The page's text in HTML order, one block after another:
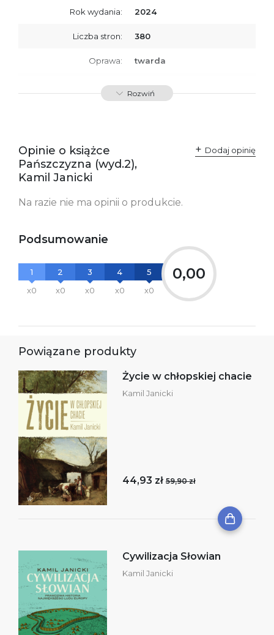
Rok wydania: 2024
Liczba stron: 380
Oprawa: twarda
ISBN 9788368263367
odpowiedzialne za
zgodność produktu z
przepisami:
bezpieczeństwa:
Rozwiń
Opinie o książce
Pańszczyzna (wyd.2),
Kamil Janicki
Dodaj opinię
Na razie nie ma opinii o produkcie.
Podsumowanie
1
x0
2
x0
3
x0
4
x0
5
x0
0,00
Powiązane produkty
Życie w chłopskiej chacie
Kamil Janicki
44,93 zł 59,90 zł
Cywilizacja Słowian
Kamil Janicki